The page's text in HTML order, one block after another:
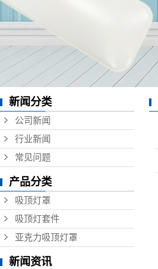
新闻分类
公司新闻
行业新闻
常见问题
产品分类
吸顶灯罩
吸顶灯套件
亚克力吸顶灯罩
新闻资讯